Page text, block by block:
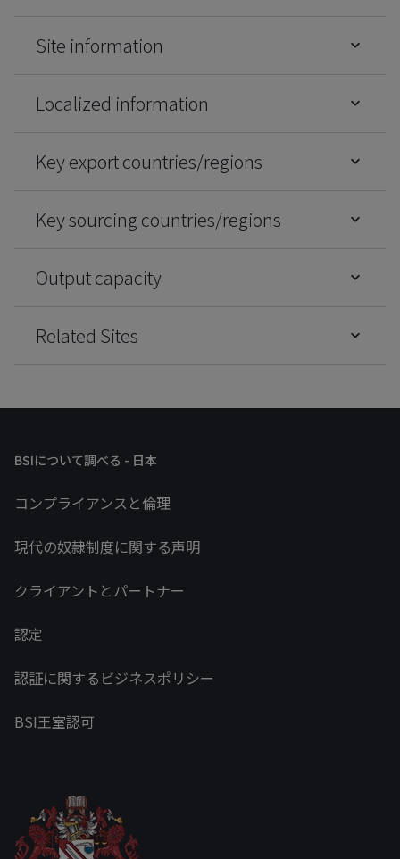
Site information
Localized information
Key export countries/regions
Key sourcing countries/regions
Output capacity
Related Sites
BSIについて調べる - 日本
コンプライアンスと倫理
現代の奴隷制度に関する声明
クライアントとパートナー
認定
認証に関するビジネスポリシー
BSI王室認可